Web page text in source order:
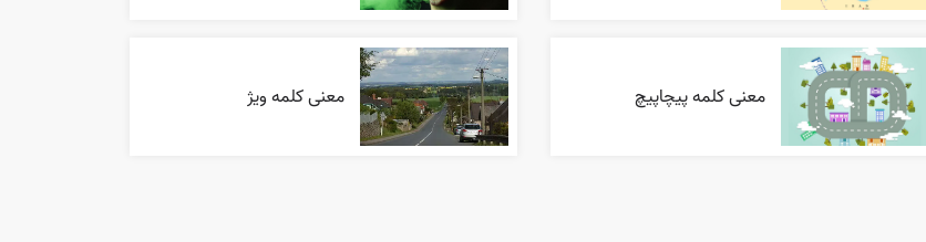
معنی کلمه پیچاپیچ معنی کلمه ویژ